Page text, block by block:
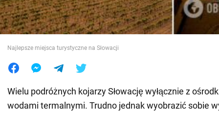
Świat
Jedzenie
Najlepsze miejsca turystyczne na Słowacji
Wielu podróżnych kojarzy Słowację wyłącznie z
wodami termalnymi. Trudno jednak wyobrazić sobie